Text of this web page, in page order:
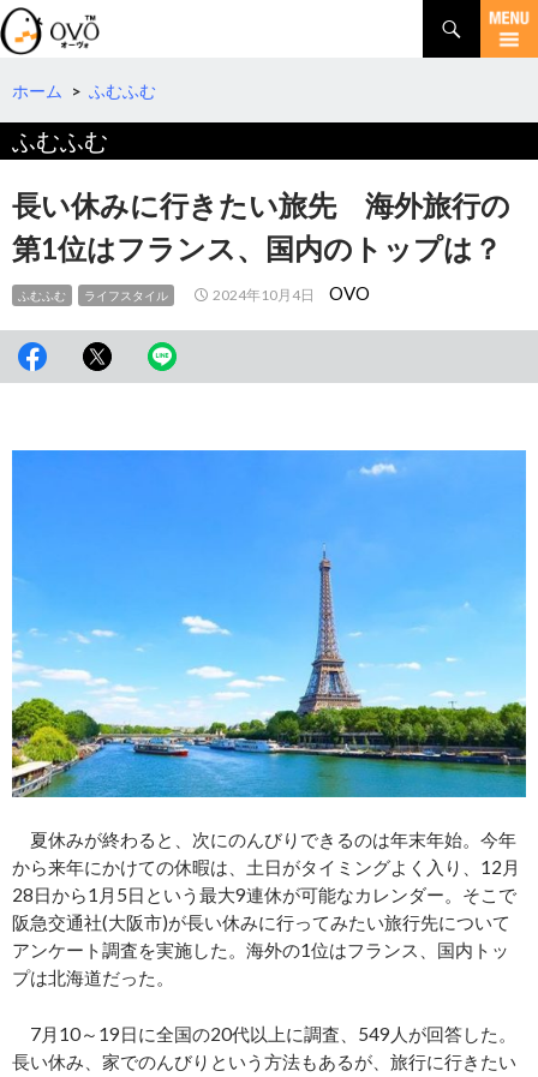
検
索
コ
テ
へ
ホーム > ふむふむ
ふむふむ
長い休みに行きたい旅先 海外旅行の
第1位はフランス、国内のトップは？
ふむふむ ライフスタイル 2024年10月4日 OVO
夏休みが終わると、次にのんびりできるのは年末年始。今年
から来年にかけての休暇は、土日がタイミングよく入り、12月
28日から1月5日という最大9連休が可能なカレンダー。そこで
阪急交通社(大阪市)が長い休みに行ってみたい旅行先について
アンケート調査を実施した。海外の1位はフランス、国内トッ
プは北海道だった。
7月10～19日に全国の20代以上に調査、549人が回答した。
長い休み、家でのんびりという方法もあるが、旅行に行きたい